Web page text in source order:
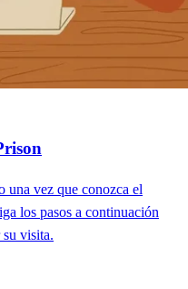
una vez que conozca el
los pasos a continuación
visita.